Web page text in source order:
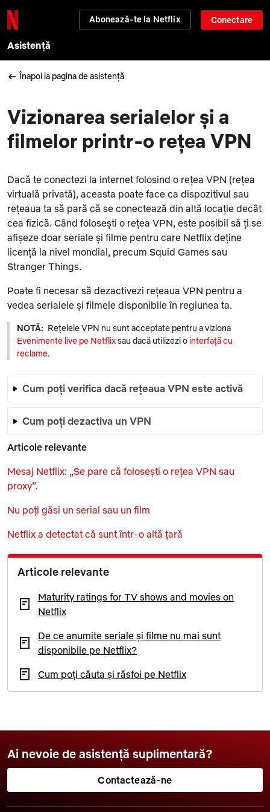
Abonează-te la Netflix Conectare
Asistență
Înapoi la pagina de asistență
Vizionarea serialelor și a
filmelor printr-o rețea VPN
Dacă te conectezi la internet folosind o rețea VPN (rețea
virtuală privată), aceasta poate face ca dispozitivul sau
rețeaua ta să pară că se conectează din altă locație decât
cea fizică. Când folosești o rețea VPN, este posibil să ți se
afișeze doar seriale și filme pentru care Netflix deține
licență la nivel mondial, precum Squid Games sau
Stranger Things.
Poate fi necesar să dezactivezi rețeaua VPN pentru a
vedea serialele și filmele disponibile în regiunea ta.
NOTĂ: Rețelele VPN nu sunt acceptate pentru a viziona
Evenimente live pe Netflixsau dacă utilizezi o interfață cu
reclame.
Cum poți verifica dacă rețeaua VPN este activă
Cum poți dezactiva un VPN
Articole relevante
Mesaj Netflix: „Se pare că folosești o rețea VPN sau
proxy”.
Nu poți găsi un serial sau un film
Netflix a detectat că sunt într-o altă țară
Articole relevante
Maturity ratings for TV shows and movies on
Netflix
De ce anumite seriale și filme nu mai sunt
disponibile pe Netflix?
Cum poți căuta și răsfoi pe Netflix
Ai nevoie de asistență suplimentară?
Contactează-ne